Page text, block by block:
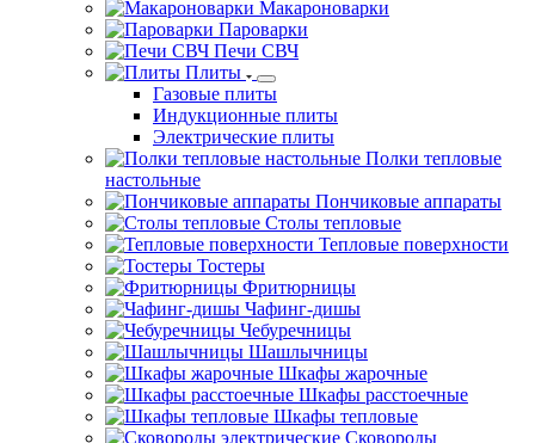
Макароноварки
Пароварки
Печи СВЧ
Плиты
Газовые плиты
Индукционные плиты
Электрические плиты
Полки тепловые
настольные
Пончиковые аппараты
Столы тепловые
Тепловые поверхности
Тостеры
Фритюрницы
Чафинг-дишы
Чебуречницы
Шашлычницы
Шкафы жарочные
Шкафы расстоечные
Шкафы тепловые
Сковороды